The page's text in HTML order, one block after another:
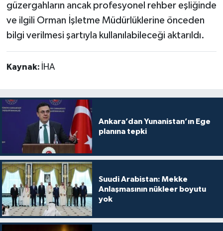
güzergahların ancak profesyonel rehber eşliğinde
ve ilgili Orman İşletme Müdürlüklerine önceden
bilgi verilmesi şartıyla kullanılabileceği aktarıldı.
Kaynak: İHA
Ankara’dan Yunanistan’ın Ege
planına tepki
Suudi Arabistan: Mekke
Anlaşmasının nükleer boyutu
yok